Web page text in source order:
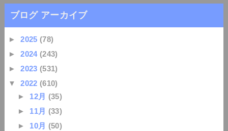
ブログ アーカイブ
►2025 (78)
►2024 (243)
►2023 (531)
▼2022 (610)
► 12月 (35)
► 11月 (33)
► 10月 (50)